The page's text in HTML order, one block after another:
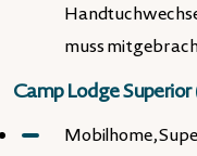
muss
Camp Lodge
Mobilhome,